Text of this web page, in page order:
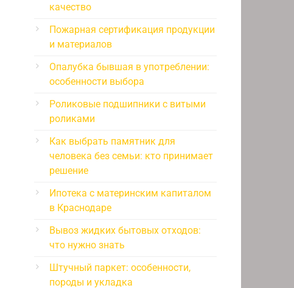
качество
Пожарная сертификация продукции
и материалов
Опалубка бывшая в употреблении:
особенности выбора
Роликовые подшипники с витыми
роликами
Как выбрать памятник для
человека без семьи: кто принимает
решение
Ипотека с материнским капиталом
в Краснодаре
Вывоз жидких бытовых отходов:
что нужно знать
Штучный паркет: особенности,
породы и укладка